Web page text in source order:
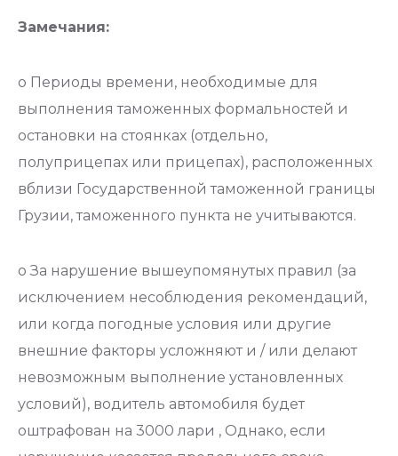
Замечания:
o Периоды времени, необходимые для
выполнения таможенных формальностей и
остановки на стоянках (отдельно,
полуприцепах или прицепах), расположенных
вблизи Государственной таможенной границы
Грузии, таможенного пункта не учитываются.
o За нарушение вышеупомянутых правил (за
исключением несоблюдения рекомендаций,
или когда погодные условия или другие
внешние факторы усложняют и / или делают
невозможным выполнение установленных
условий), водитель автомобиля будет
оштрафован на 3000 лари , Однако, если